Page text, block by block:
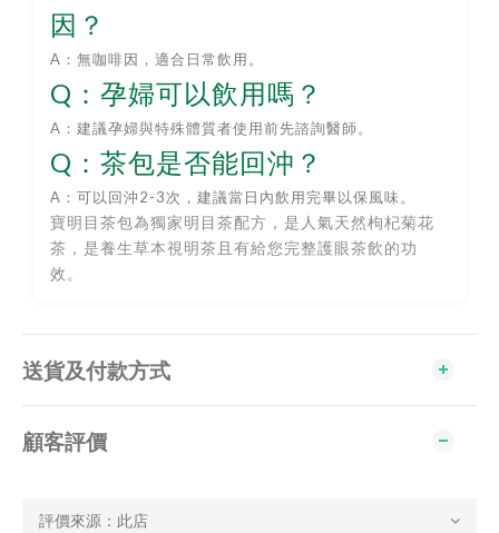
因？
A：無咖啡因，適合日常飲用。
Q：孕婦可以飲用嗎？
A：建議孕婦與特殊體質者使用前先諮詢醫師。
Q：茶包是否能回沖？
A：可以回沖2-3次，建議當日內飲用完畢以保風味。
寶明目茶包為獨家明目茶配方，是人氣天然枸杞菊花
茶，是養生草本視明茶且有給您完整護眼茶飲的功
效。
送貨及付款方式
顧客評價